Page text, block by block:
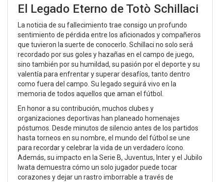
El Legado Eterno de Totò Schillaci
La noticia de su fallecimiento trae consigo un profundo
sentimiento de pérdida entre los aficionados y compañeros
que tuvieron la suerte de conocerlo. Schillaci no solo será
recordado por sus goles y hazañas en el campo de juego,
sino también por su humildad, su pasión por el deporte y su
valentía para enfrentar y superar desafíos, tanto dentro
como fuera del campo. Su legado seguirá vivo en la
memoria de todos aquellos que aman el fútbol.
En honor a su contribución, muchos clubes y
organizaciones deportivas han planeado homenajes
póstumos. Desde minutos de silencio antes de los partidos
hasta torneos en su nombre, el mundo del fútbol se une
para recordar y celebrar la vida de un verdadero ícono.
Además, su impacto en la Serie B, Juventus, Inter y el Jubilo
Iwata demuestra cómo un solo jugador puede tocar
corazones y dejar un rastro imborrable a través de